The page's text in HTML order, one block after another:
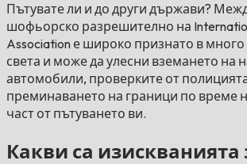
Пътувате ли и до други държави?
шофьорско разрешително на
Association е широко признато в
света и може да улесни вземането на
автомобили, проверките от
преминаването на граници по време
част от пътуването ви.
Какви са изискванията